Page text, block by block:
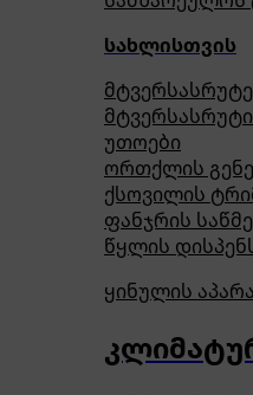
სახლისთვის
უთოები
ორთქლის
ქსოვილის
ფანჯრის
წყლის
ყინულის